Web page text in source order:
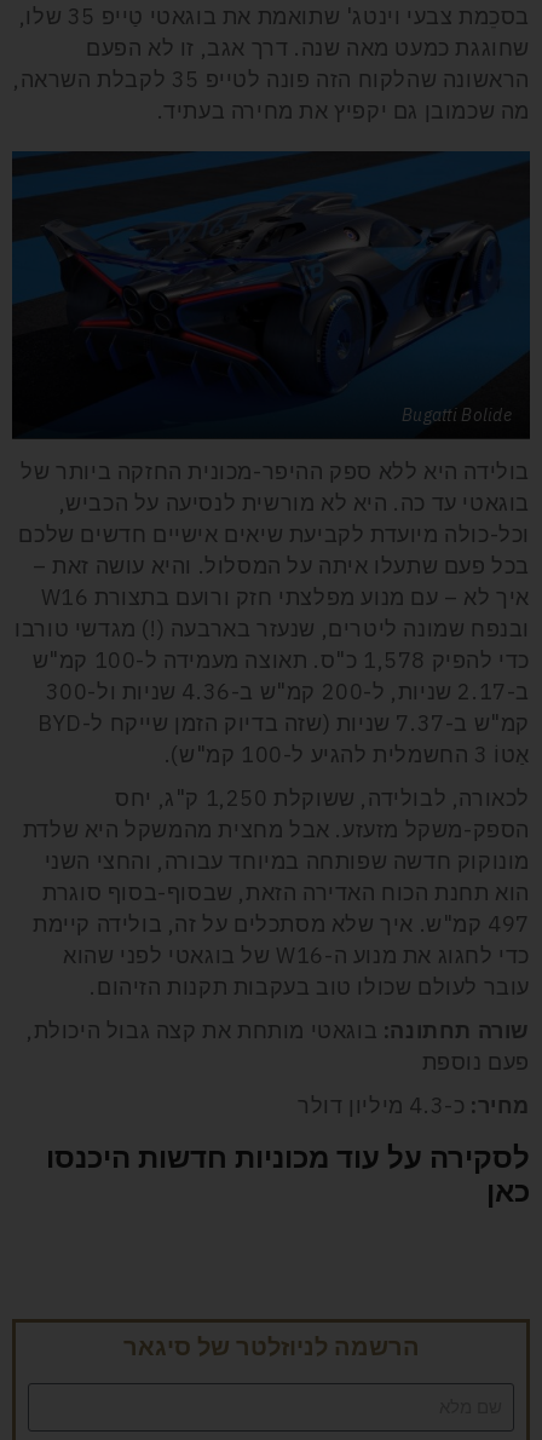
בסכֵמת צבעי וינטג' שתואמת את בוגאטי טַייפ 35 שלו,
שחוגגת כמעט מאה שנה. דרך אגב, זו לא הפעם
הראשונה שהלקוח הזה פונה לטייפ 35 לקבלת השראה,
מה שכמובן גם יקפיץ את מחירה בעתיד.
Bugatti Bolide
בולידה היא ללא ספק ההיפר-מכונית החזקה ביותר של
בוגאטי עד כה. היא לא מורשית לנסיעה על הכביש,
וכל-כולה מיועדת לקביעת שיאים אישיים חדשים שלכם
בכל פעם שתעלו איתה על המסלול. והיא עושה זאת –
איך לא – עם מנוע מפלצתי חזק ורועם בתצורת W16
ובנפח שמונה ליטרים, שנעזר בארבעה (!) מגדשי טורבו
כדי להפיק 1,578 כ"ס. תאוצה מעמידה ל-100 קמ"ש
ב-2.17 שניות, ל-200 קמ"ש ב-4.36 שניות ול-300
קמ"ש ב-7.37 שניות (שזה בדיוק הזמן שייקח ל-BYD
אַטוֹ 3 החשמלית להגיע ל-100 קמ"ש).
לכאורה, לבולידה, ששוקלת 1,250 ק"ג, יחס
הספק-משקל מזעזע. אבל מחצית מהמשקל היא שלדת
מונוקוק חדשה שפותחה במיוחד עבורה, והחצי השני
הוא תחנת הכוח האדירה הזאת, שבסוף-בסוף סוגרת
497 קמ"ש. איך שלא מסתכלים על זה, בולידה קיימת
כדי לחגוג את מנוע ה-W16 של בוגאטי לפני שהוא
עובר לעולם שכולו טוב בעקבות תקנות הזיהום.
שורה תחתונה: בוגאטי מותחת את קצה גבול היכולת,
פעם נוספת
מחיר: כ-4.3 מיליון דולר
לסקירה על עוד מכוניות חדשות היכנסו
כאן
הרשמה לניוזלטר של סיגאר